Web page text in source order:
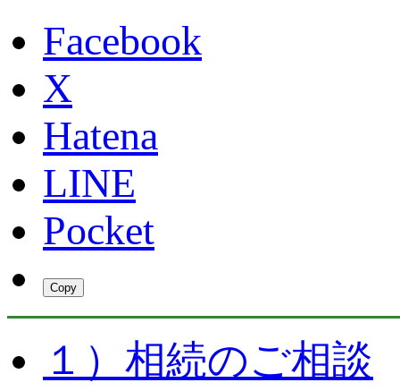
Facebook
X
Hatena
LINE
Pocket
Copy
１）相続のご相談